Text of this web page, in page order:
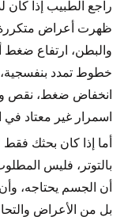
راجع الطبيب إذا كان
ظهرت أعراض متكررة
والبطن، ارتفاع
خطوط تمدد
انخفاض ضغط، نقص
اسمرار غير معتاد في
أما إذا كان بحثك
بالتوتر، فليس
أن الجسم يحتاجه،
بل من الأعراض